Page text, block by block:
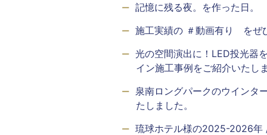
記憶に残る夜。を作った日。
施工実績の ＃動画有り をぜ
光の空間演出に！LED投光器
イン施工事例をご紹介いたし
泉南ロングパークのウインタ
たしました。
琉球ホテル様の2025-2026年